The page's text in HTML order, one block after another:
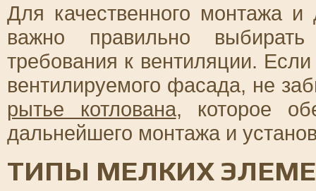
Для качественного монтажа
важно правильно
требования к вентиляции.
вентилируемого фасада, не
рытье котлована, которое
дальнейшего монтажа и
ТИПЫ МЕЛКИХ